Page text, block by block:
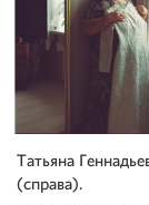
Татьяна
(справа).